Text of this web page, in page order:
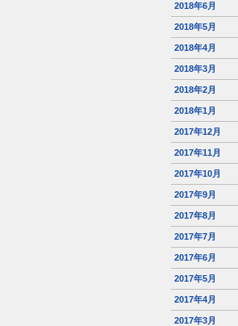
2018年6月
2018年5月
2018年4月
2018年3月
2018年2月
2018年1月
2017年12月
2017年11月
2017年10月
2017年9月
2017年8月
2017年7月
2017年6月
2017年5月
2017年4月
2017年3月